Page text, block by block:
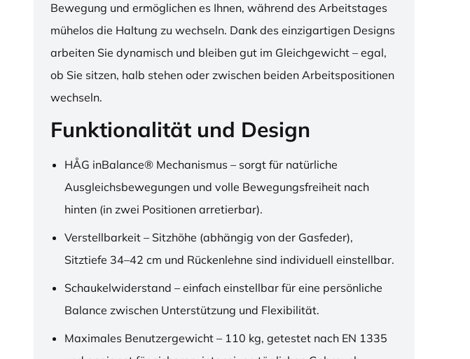
Bewegung und ermöglichen es Ihnen, während des Arbeitstages
mühelos die Haltung zu wechseln. Dank des einzigartigen Designs
arbeiten Sie dynamisch und bleiben gut im Gleichgewicht – egal,
ob Sie sitzen, halb stehen oder zwischen beiden Arbeitspositionen
wechseln.
Funktionalität und Design
HÅG inBalance® Mechanismus – sorgt für natürliche
Ausgleichsbewegungen und volle Bewegungsfreiheit nach
hinten (in zwei Positionen arretierbar).
Verstellbarkeit – Sitzhöhe (abhängig von der Gasfeder),
Sitztiefe 34–42 cm und Rückenlehne sind individuell einstellbar.
Schaukelwiderstand – einfach einstellbar für eine persönliche
Balance zwischen Unterstützung und Flexibilität.
Maximales Benutzergewicht – 110 kg, getestet nach EN 1335